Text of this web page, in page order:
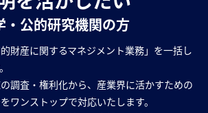
・公的研究機関の方
財産に関するマネジメント業務」を一括し
調査・権利化から、産業界に活かすための
ワンストップで対応いたします。